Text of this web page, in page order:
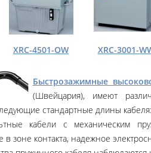
XRC-4501-OW XRC-3001-
Быстрозажимные
(Швейцария), имеют
стандартные длины
кабели с механическим
в зоне контакта, надежное